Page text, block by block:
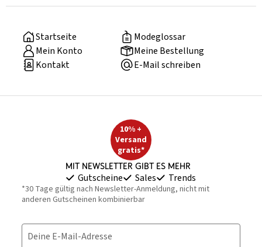
Startseite
Modeglossar
Mein Konto
Meine Bestellung
Kontakt
E-Mail schreiben
10% +
Versand
gratis*
Mit Newsletter gibt es mehr
Gutscheine Sales Trends
*30 Tage gültig nach Newsletter-Anmeldung, nicht mit
anderen Gutscheinen kombinierbar
Deine E-Mail-Adresse